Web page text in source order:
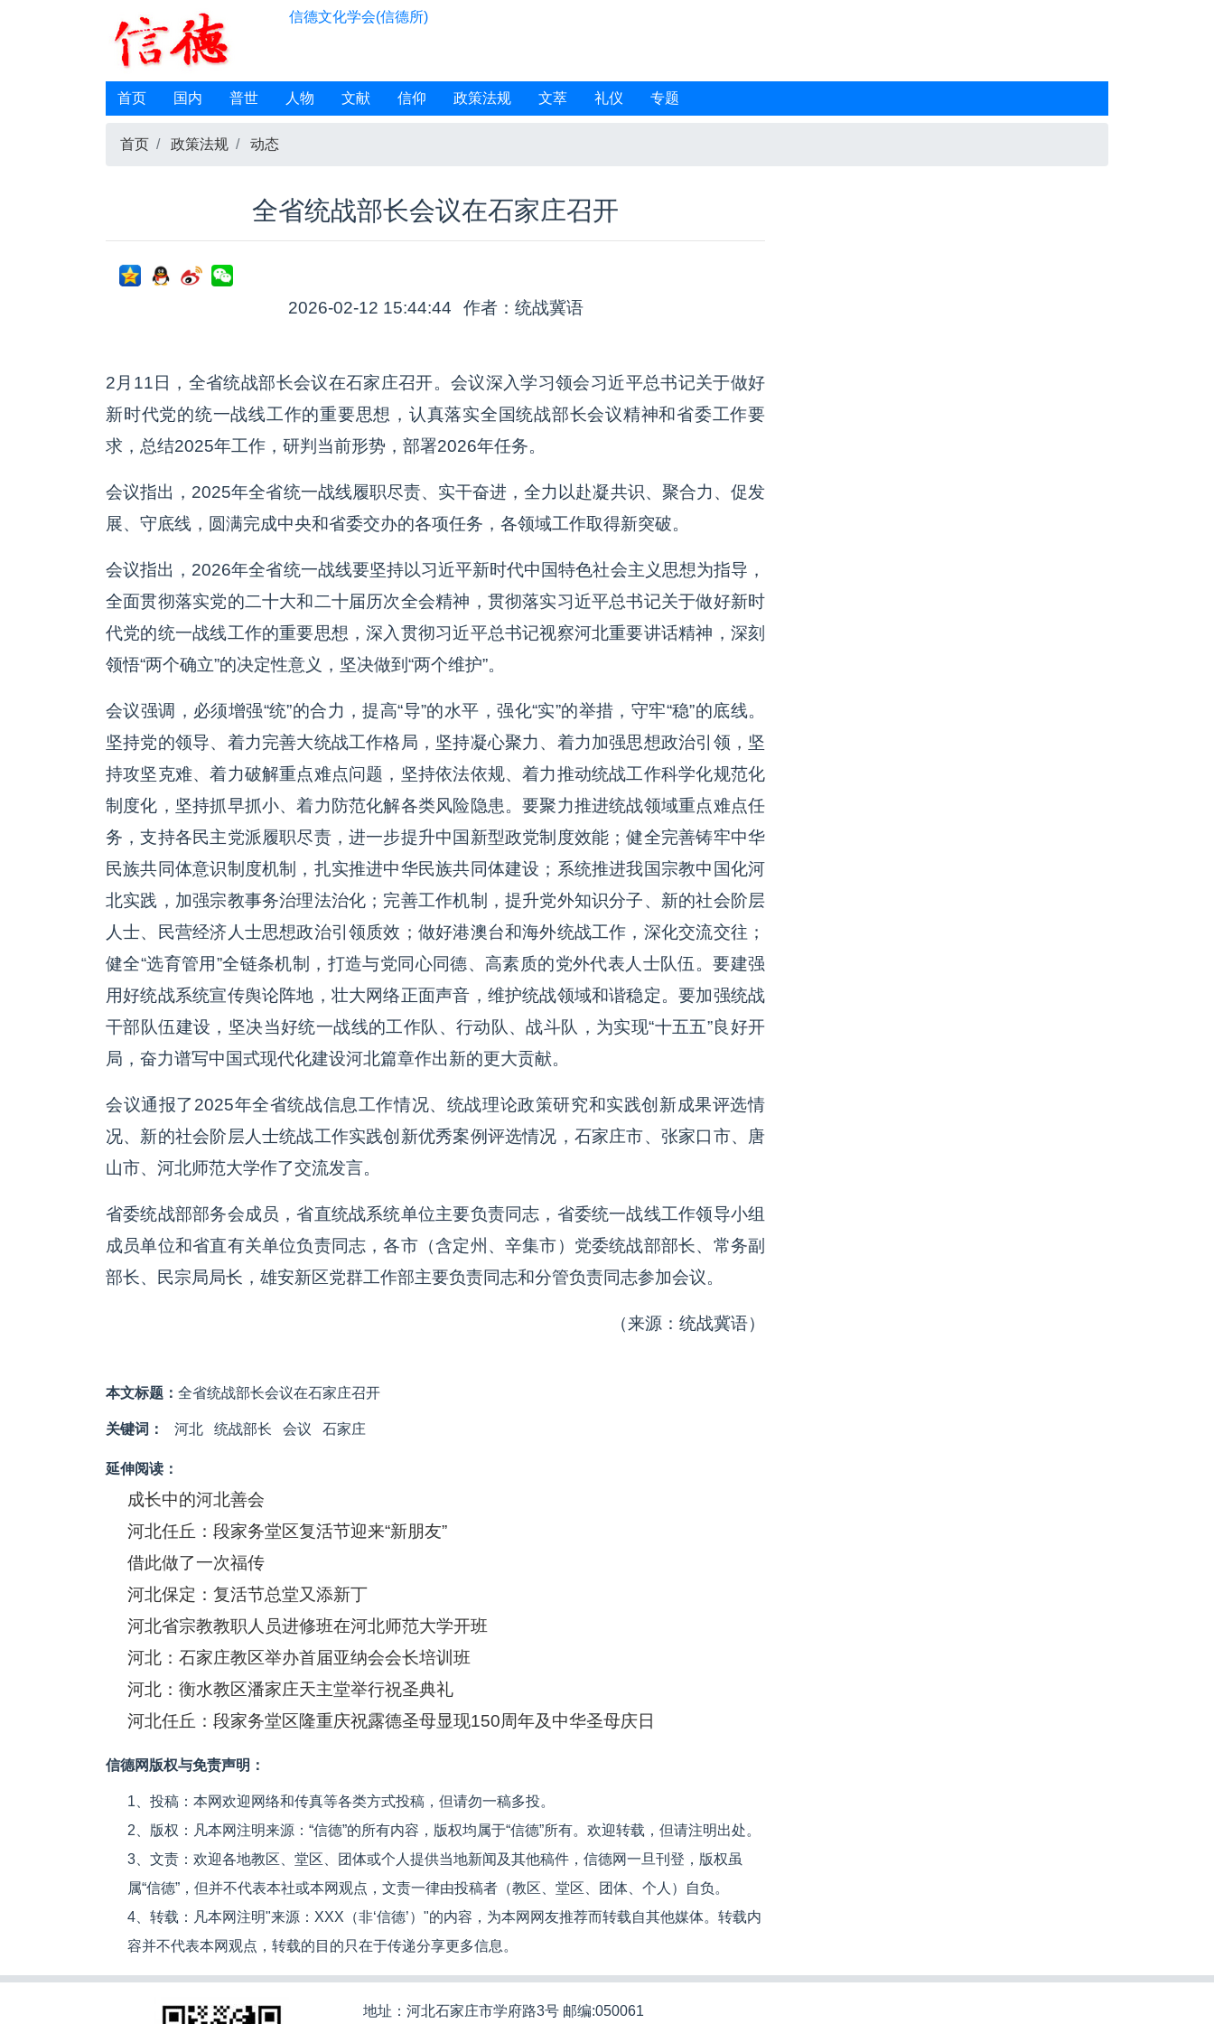
信德文化学会(信德所)
首页 国内 普世 人物 文献 信仰 政策法规 文萃 礼仪 专题
首页 政策法规 动态
全省统战部长会议在石家庄召开
2026-02-12 15:44:44 作者：统战冀语
2月11日，全省统战部长会议在石家庄召开。会议深入学习领会习近平总书记关于做好
新时代党的统一战线工作的重要思想，认真落实全国统战部长会议精神和省委工作要
求，总结2025年工作，研判当前形势，部署2026年任务。
会议指出，2025年全省统一战线履职尽责、实干奋进，全力以赴凝共识、聚合力、促发
展、守底线，圆满完成中央和省委交办的各项任务，各领域工作取得新突破。
会议指出，2026年全省统一战线要坚持以习近平新时代中国特色社会主义思想为指导，
全面贯彻落实党的二十大和二十届历次全会精神，贯彻落实习近平总书记关于做好新时
代党的统一战线工作的重要思想，深入贯彻习近平总书记视察河北重要讲话精神，深刻
领悟“两个确立”的决定性意义，坚决做到“两个维护”。
会议强调，必须增强“统”的合力，提高“导”的水平，强化“实”的举措，守牢“稳”的底线。
坚持党的领导、着力完善大统战工作格局，坚持凝心聚力、着力加强思想政治引领，坚
持攻坚克难、着力破解重点难点问题，坚持依法依规、着力推动统战工作科学化规范化
制度化，坚持抓早抓小、着力防范化解各类风险隐患。要聚力推进统战领域重点难点任
务，支持各民主党派履职尽责，进一步提升中国新型政党制度效能；健全完善铸牢中华
民族共同体意识制度机制，扎实推进中华民族共同体建设；系统推进我国宗教中国化河
北实践，加强宗教事务治理法治化；完善工作机制，提升党外知识分子、新的社会阶层
人士、民营经济人士思想政治引领质效；做好港澳台和海外统战工作，深化交流交往；
健全“选育管用”全链条机制，打造与党同心同德、高素质的党外代表人士队伍。要建强
用好统战系统宣传舆论阵地，壮大网络正面声音，维护统战领域和谐稳定。要加强统战
干部队伍建设，坚决当好统一战线的工作队、行动队、战斗队，为实现“十五五”良好开
局，奋力谱写中国式现代化建设河北篇章作出新的更大贡献。
会议通报了2025年全省统战信息工作情况、统战理论政策研究和实践创新成果评选情
况、新的社会阶层人士统战工作实践创新优秀案例评选情况，石家庄市、张家口市、唐
山市、河北师范大学作了交流发言。
省委统战部部务会成员，省直统战系统单位主要负责同志，省委统一战线工作领导小组
成员单位和省直有关单位负责同志，各市（含定州、辛集市）党委统战部部长、常务副
部长、民宗局局长，雄安新区党群工作部主要负责同志和分管负责同志参加会议。
（来源：统战冀语）
本文标题： 全省统战部长会议在石家庄召开
关键词： 河北 统战部长 会议 石家庄
延伸阅读：
成长中的河北善会
河北任丘：段家务堂区复活节迎来“新朋友”
借此做了一次福传
河北保定：复活节总堂又添新丁
河北省宗教教职人员进修班在河北师范大学开班
河北：石家庄教区举办首届亚纳会会长培训班
河北：衡水教区潘家庄天主堂举行祝圣典礼
河北任丘：段家务堂区隆重庆祝露德圣母显现150周年及中华圣母庆日
信德网版权与免责声明：
1、投稿：本网欢迎网络和传真等各类方式投稿，但请勿一稿多投。
2、版权：凡本网注明来源：“信德”的所有内容，版权均属于“信德”所有。欢迎转载，但请注明出处。
3、文责：欢迎各地教区、堂区、团体或个人提供当地新闻及其他稿件，信德网一旦刊登，版权虽
属“信德”，但并不代表本社或本网观点，文责一律由投稿者（教区、堂区、团体、个人）自负。
4、转载：凡本网注明"来源：XXX（非‘信德’）"的内容，为本网网友推荐而转载自其他媒体。转载内
容并不代表本网观点，转载的目的只在于传递分享更多信息。
地址：河北石家庄市学府路3号 邮编:050061